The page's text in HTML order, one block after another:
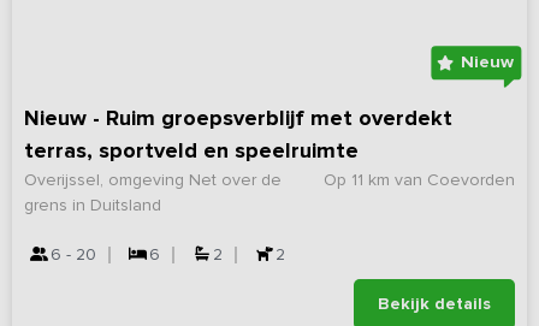
Nieuw
Nieuw - Ruim groepsverblijf met overdekt
terras, sportveld en speelruimte
Op 11 km van Coevorden
Overijssel, omgeving Net over de
grens in Duitsland
6 - 20 6 2 2
Bekijk details